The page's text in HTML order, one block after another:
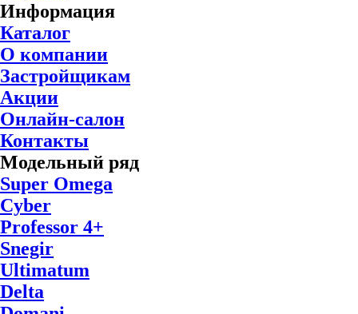
Информация
Каталог
О компании
Застройщикам
Акции
Онлайн-салон
Контакты
Модельный ряд
Super Omega
Cyber
Professor 4+
Snegir
Ultimatum
Delta